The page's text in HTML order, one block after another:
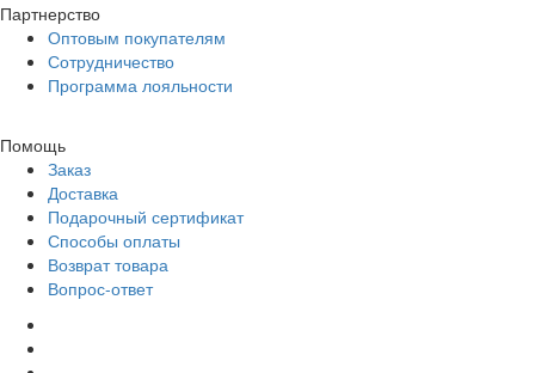
Партнерство
Оптовым покупателям
Сотрудничество
Программа лояльности
Помощь
Заказ
Доставка
Подарочный сертификат
Способы оплаты
Возврат товара
Вопрос-ответ